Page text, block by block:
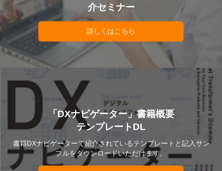
介セミナー
詳しくはこちら
「DXナビゲーター」書籍概要
テンプレートDL
書籍DXナビゲーターで紹介されているテンプレートと記入サン
プルをダウンロードいただけます。